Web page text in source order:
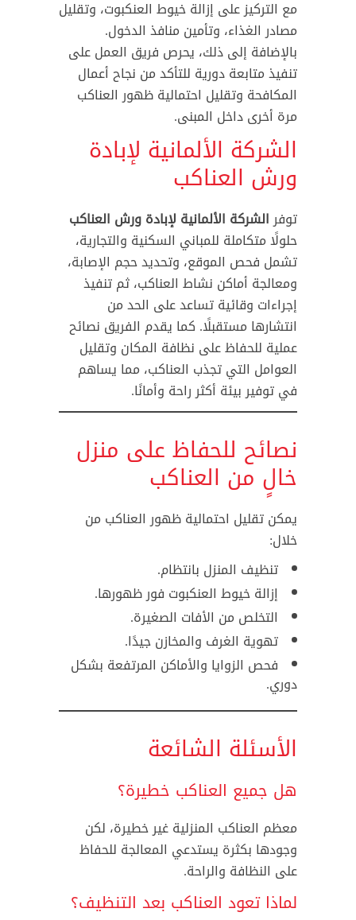
مع التركيز على إزالة خيوط العنكبوت، وتقليل
مصادر الغذاء، وتأمين منافذ الدخول.
بالإضافة إلى ذلك، يحرص فريق العمل على
تنفيذ متابعة دورية للتأكد من نجاح أعمال
المكافحة وتقليل احتمالية ظهور العناكب
مرة أخرى داخل المبنى.
الشركة الألمانية لإبادة
ورش العناكب
توفرالشركة الألمانية لإبادة ورش العناكب
حلولًا متكاملة للمباني السكنية والتجارية،
تشمل فحص الموقع، وتحديد حجم الإصابة،
ومعالجة أماكن نشاط العناكب، ثم تنفيذ
إجراءات وقائية تساعد على الحد من
انتشارها مستقبلًا. كما يقدم الفريق نصائح
عملية للحفاظ على نظافة المكان وتقليل
العوامل التي تجذب العناكب، مما يساهم
في توفير بيئة أكثر راحة وأمانًا.
نصائح للحفاظ على منزل
خالٍ من العناكب
يمكن تقليل احتمالية ظهور العناكب من
خلال:
تنظيف المنزل بانتظام.
إزالة خيوط العنكبوت فور ظهورها.
التخلص من الأفات الصغيرة.
تهوية الغرف والمخازن جيدًا.
فحص الزوايا والأماكن المرتفعة بشكل
دوري.
الأسئلة الشائعة
هل جميع العناكب خطيرة؟
معظم العناكب المنزلية غير خطيرة، لكن
وجودها بكثرة يستدعي المعالجة للحفاظ
على النظافة والراحة.
لماذا تعود العناكب بعد التنظيف؟